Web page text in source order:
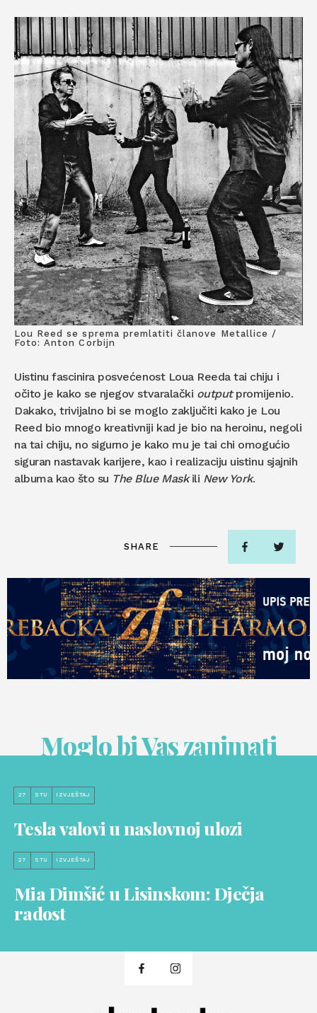
Lou Reed se sprema premlatiti članove Metallice /
Foto: Anton Corbijn
Uistinu fascinira posvećenost Loua Reeda tai chiju i
očito je kako se njegov stvaralački outputpromijenio.
Dakako, trivijalno bi se moglo zaključiti kako je Lou
Reed bio mnogo kreativniji kad je bio na heroinu, negoli
na tai chiju, no sigurno je kako mu je tai chi omogućio
siguran nastavak karijere, kao i realizaciju uistinu sjajnih
albuma kao što su The Blue Maskili New York.
SHARE
Moglo bi Vas zanimati
27 STU IZVJEŠTAJ
Tesla valovi u naslovnoj ulozi
27 STU IZVJEŠTAJ
Mia Dimšić u Lisinskom: Dječja
radost